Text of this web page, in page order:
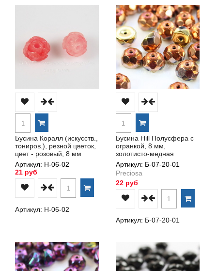
Бусина Коралл (искусств.,
тониров.), резной цветок,
цвет - розовый, 8 мм
Артикул: Н-06-02
21 руб
Артикул: Н-06-02
Бусина Hill Полусфера с
огранкой, 8 мм,
золотисто-медная
Артикул: Б-07-20-01
Preciosa
22 руб
Артикул: Б-07-20-01